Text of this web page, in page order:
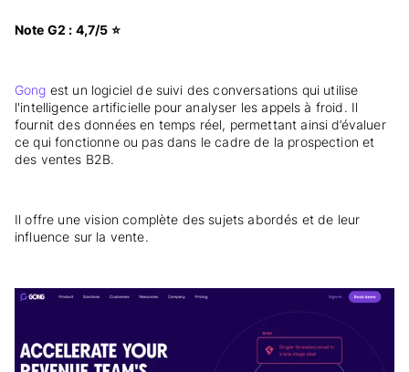
Note G2 : 4,7/5 ⭐
Gong est un logiciel de suivi des conversations qui utilise
l'intelligence artificielle pour analyser les appels à froid. Il
fournit des données en temps réel, permettant ainsi d’évaluer
ce qui fonctionne ou pas dans le cadre de la prospection et
des ventes B2B.
Il offre une vision complète des sujets abordés et de leur
influence sur la vente.